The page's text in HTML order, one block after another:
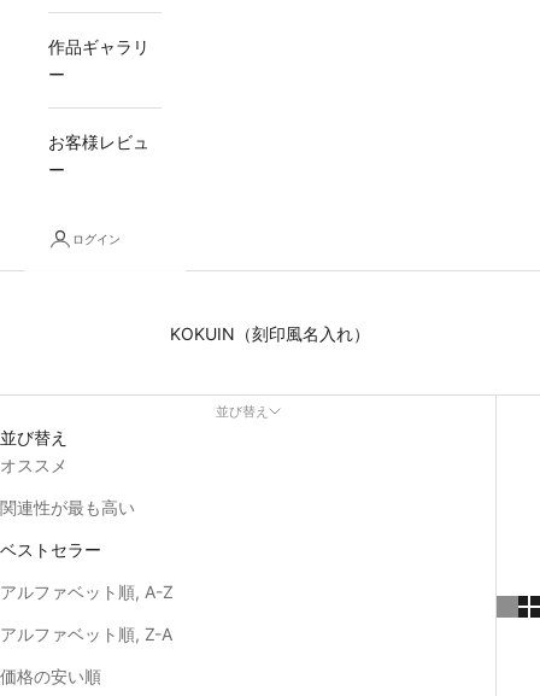
作品ギャラリ
ー
お客様レビュ
ー
ログイン
KOKUIN（刻印風名入れ）
並び替え
並び替え
オススメ
関連性が最も高い
ベストセラー
アルファベット順, A-Z
アルファベット順, Z-A
価格の安い順